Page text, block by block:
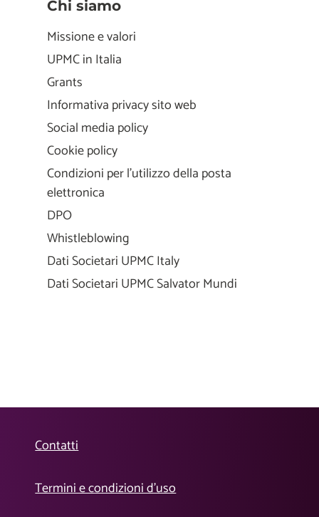
Chi siamo
Missione e valori
UPMC in Italia
Grants
Informativa privacy sito web
Social media policy
Cookie policy
Condizioni per l'utilizzo della posta
elettronica
DPO
Whistleblowing
Dati Societari UPMC Italy
Dati Societari UPMC Salvator Mundi
Contatti
Termini e condizioni d’uso